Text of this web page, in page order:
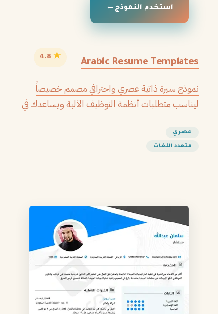
استخدم النموذج
Arabic Resume Templates
★
نموذج سيرة ذاتية عصري واحترافي مصمم خصيصاً
ليناسب متطلبات أنظمة التوظيف الآلية ويساعدك في
عصري
متعدد اللغات